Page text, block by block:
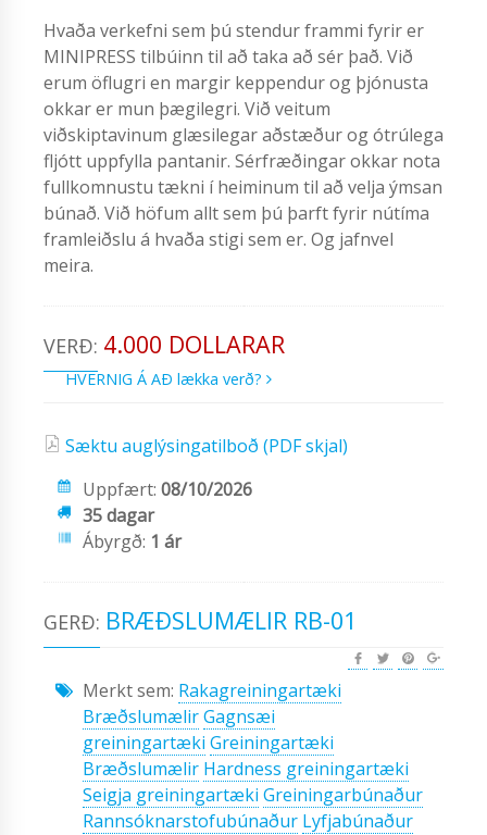
Hvaða verkefni sem þú stendur frammi fyrir er
MINIPRESS tilbúinn til að taka að sér það. Við
erum öflugri en margir keppendur og þjónusta
okkar er mun þægilegri. Við veitum
viðskiptavinum glæsilegar aðstæður og ótrúlega
fljótt uppfylla pantanir. Sérfræðingar okkar nota
fullkomnustu tækni í heiminum til að velja ýmsan
búnað. Við höfum allt sem þú þarft fyrir nútíma
framleiðslu á hvaða stigi sem er. Og jafnvel
meira.
VERÐ: 4.000 DOLLARAR
HVERNIG Á AÐ lækka verð?
Sæktu auglýsingatilboð (PDF skjal)
Uppfært: 08/10/2026
35 dagar
Ábyrgð: 1 ár
GERÐ: BRÆÐSLUMÆLIR RB-01
Merkt sem: Rakagreiningartæki
BræðslumælirGagnsæi
greiningartæki Greiningartæki
Bræðslumælir Hardness greiningartæki
Seigja greiningartæki Greiningarbúnaður
Rannsóknarstofubúnaður Lyfjabúnaður